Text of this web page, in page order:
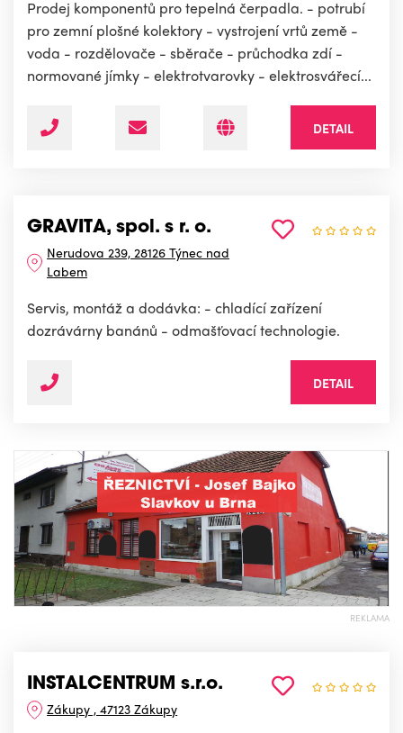
Prodej komponentů pro tepelná čerpadla. - potrubí
pro zemní plošné kolektory - vystrojení vrtů země -
voda - rozdělovače - sběrače - průchodka zdí -
normované jímky - elektrotvarovky - elektrosvářecí...
DETAIL
GRAVITA, spol. s r. o.
Nerudova 239, 28126 Týnec nad
Labem
Servis, montáž a dodávka: - chladící zařízení
dozrávárny banánů - odmašťovací technologie.
DETAIL
REKLAMA
INSTALCENTRUM s.r.o.
Zákupy , 47123 Zákupy